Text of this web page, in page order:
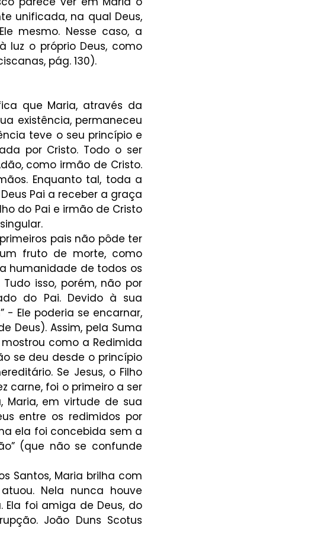
unificada, na qual Deus,
mesmo. Nesse caso, a
luz o próprio Deus, como
pág. 130).
que Maria, através da
existência, permaneceu
teve o seu princípio e
por Cristo. Todo o ser
como irmão de Cristo.
Enquanto tal, toda a
Pai a receber a graça
do Pai e irmão de Cristo
pais não pôde ter
fruto de morte, como
humanidade de todos os
isso, porém, não por
do Pai. Devido à sua
- Ele poderia se encarnar,
Deus). Assim, pela Suma
como a Redimida
se deu desde o princípio
Se Jesus, o Filho
carne, foi o primeiro a ser
Maria, em virtude de sua
entre os redimidos por
ela foi concebida sem a
(que não se confunde
Santos, Maria brilha com
Nela nunca houve
foi amiga de Deus, do
João Duns Scotus